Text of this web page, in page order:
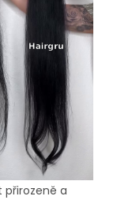
a